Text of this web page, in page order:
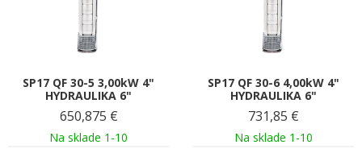
SP17 QF 30-5 3,00kW 4"
HYDRAULIKA 6"
650,875 €
Na sklade 1-10
SP17 QF 30-6 4,00kW 4"
HYDRAULIKA 6"
731,85 €
Na sklade 1-10